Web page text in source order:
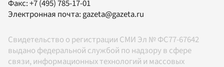
Факс:+7 (495) 785-17-01
Электронная почта:gazeta@gazeta.ru
Свидетельство о регистрации СМИ Эл № ФС77-67642
выдано федеральной службой по надзору в сфере
связи, информационных технологий и массовых